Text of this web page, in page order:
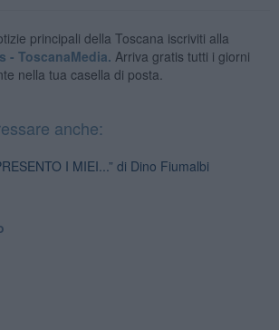
principali della Toscana iscriviti alla
- ToscanaMedia. Arriva gratis tutti i giorni
nella tua casella di posta.
anche:
I MIEI...” di Dino Fiumalbi